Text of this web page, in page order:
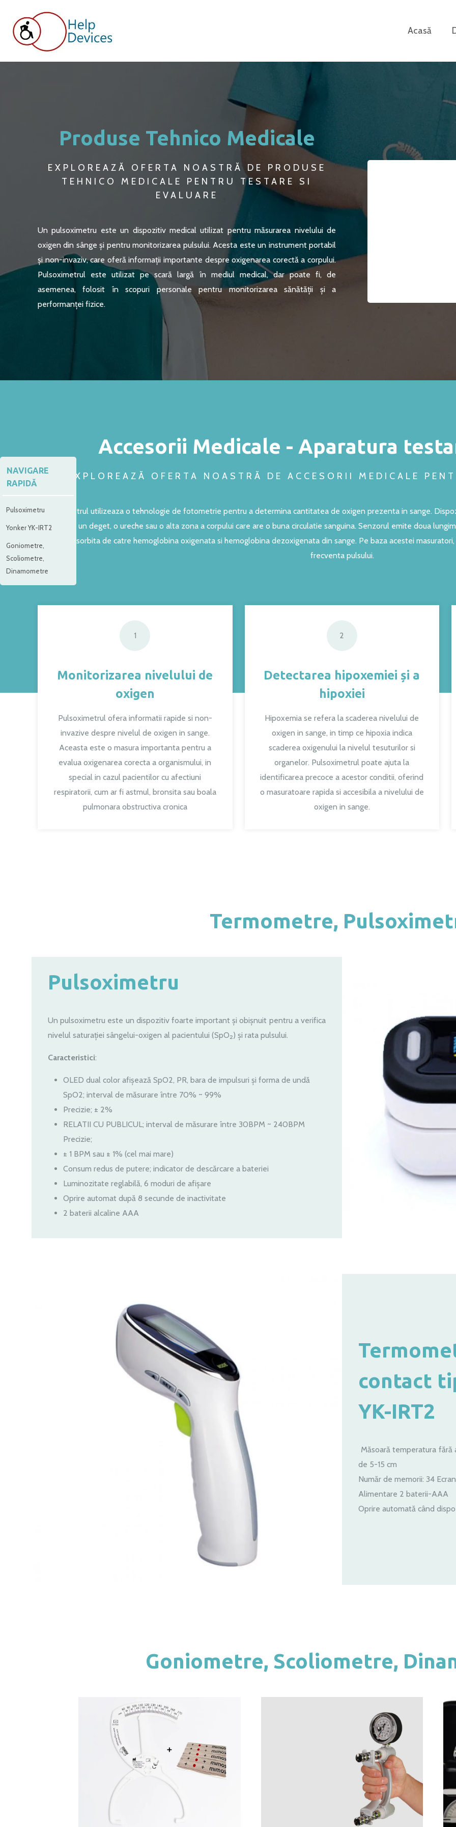
Acasă
Produse Tehnico Medicale
EXPLOREAZĂ OFERTA NOASTRĂ DE PRODUSE
TEHNICO MEDICALE PENTRU TESTARE SI
EVALUARE
Un pulsoximetru este un dispozitiv medical utilizat pentru măsurarea nivelului de
oxigen din sânge și pentru monitorizarea pulsului. Acesta este un instrument portabil
și non-invaziv, care oferă informații importante despre oxigenarea corectă a corpului.
Pulsoximetrul este utilizat pe scară largă în mediul medical, dar poate fi, de
asemenea, folosit în scopuri personale pentru monitorizarea sănătății și a
performanței fizice.
Accesorii Medicale - Aparatura
EXPLOREAZĂ OFERTA NOASTRĂ DE ACCESORII MEDICALE
Pulsoximetrul utilizeaza o tehnologie de fotometrie pentru a determina cantitatea de oxigen prezenta in sange.
obisnuit pe un deget, o ureche sau o alta zona a corpului care are o buna circulatie sanguina. Senzorul emite doua
lumina absorbita de catre hemoglobina oxigenata si hemoglobina dezoxigenata din sange. Pe baza acestei
frecventa pulsului.
1
Monitorizarea nivelului de
oxigen
Pulsoximetrul ofera informatii rapide si non-
invazive despre nivelul de oxigen in sange.
Aceasta este o masura importanta pentru a
evalua oxigenarea corecta a organismului, in
special in cazul pacientilor cu afectiuni
respiratorii, cum ar fi astmul, bronsita sau boala
pulmonara obstructiva cronica
2
Detectarea hipoxemiei și a
hipoxiei
Hipoxemia se refera la scaderea nivelului de
oxigen in sange, in timp ce hipoxia indica
scaderea oxigenului la nivelul tesuturilor si
organelor. Pulsoximetrul poate ajuta la
identificarea precoce a acestor conditii, oferind
o masuratoare rapida si accesibila a nivelului de
oxigen in sange.
Termometre,
Pulsoximetru
Un pulsoximetru este un dispozitiv foarte important și obișnuit pentru a verifica
nivelul saturației sângelui-oxigen al pacientului (SpO₂) și rata pulsului.
Caracteristici:
OLED dual color afișează SpO2, PR, bara de impulsuri și forma de undă
SpO2; interval de măsurare între 70% ~ 99%
Precizie; ± 2%
RELATII CU PUBLICUL; interval de măsurare între 30BPM ~ 240BPM
Precizie;
± 1 BPM sau ± 1% (cel mai mare)
Consum redus de putere; indicator de descărcare a bateriei
Luminozitate reglabilă, 6 moduri de afișare
Oprire automat după 8 secunde de inactivitate
2 baterii alcaline AAA
contact
YK-IRT2
Măsoară temperatura
de 5-15 cm
Număr de memorii: 34
Alimentare 2 baterii-AAA
Oprire automată când
Goniometre, Scoliometre,
NAVIGARE
RAPIDĂ
Pulsoximetru
Yonker YK-IRT2
Goniometre,
Scoliometre,
Dinamometre